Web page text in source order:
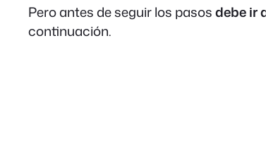
Pero antes de seguir los pasosdebe ir
continuación.